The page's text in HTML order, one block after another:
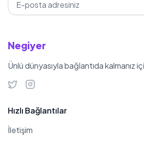
Negiyer
Ünlü dünyasıyla bağlantıda kalmanız
Hızlı Bağlantılar
İletişim